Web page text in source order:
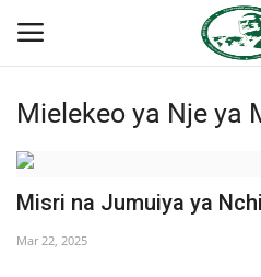
Ingia
Nyumba
Jukwaa la Nasser la Kimataifa
Mielekeo ya Nje ya
Misri na Jumuiya ya
Mar 22, 2025